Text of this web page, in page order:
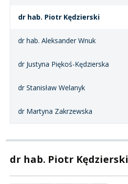
dr hab. Piotr Kędzierski
dr hab. Aleksander Wnuk
dr Justyna Piękoś-Kędzierska
dr Stanisław Welanyk
dr Martyna Zakrzewska
dr hab. Piotr Kędzierski